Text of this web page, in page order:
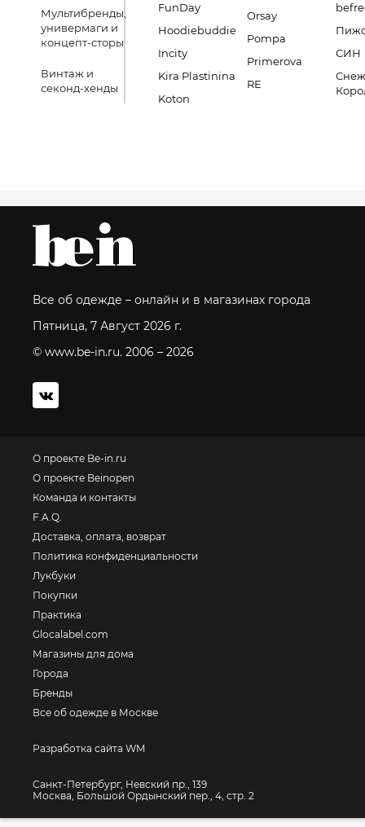
Мультибренды,
универмаги и
концепт-сторы
Винтаж и
секонд-хенды
FunDay
Hoodiebuddie
Incity
Kira Plastinina
Koton
Orsay
Pompa
Primerova
RE
СИН
Все об одежде – онлайн и в магазинах города
Пятница, 7 Август 2026 г.
© www.be-in.ru. 2006 – 2026
О проекте Be-in.ru
О проекте Beinopen
Команда и контакты
F.A.Q.
Доставка, оплата, возврат
Политика конфиденциальности
Лукбуки
Покупки
Практика
Glocalabel.com
Магазины для дома
Города
Бренды
Все об одежде в Москве
Разработка сайта WM
Санкт-Петербург, Невский пр., 139
Москва, Большой Ордынский пер., 4, стр. 2